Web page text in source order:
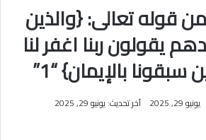
من قوله تعالى: {والذين
يقولون ربنا اغفر لنا
سبقونا بالإيمان} “1”
يونيو 29, 2025
آخر تحديث: يونيو 29, 2025